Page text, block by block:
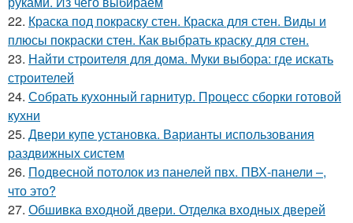
22. Краска под покраску стен. Краска для стен. Виды и
плюсы покраски стен. Как выбрать краску для стен.
23. Найти строителя для дома. Муки выбора: где искать
строителей
24. Собрать кухонный гарнитур. Процесс сборки готовой
кухни
25. Двери купе установка. Варианты использования
раздвижных систем
26. Подвесной потолок из панелей пвх. ПВХ-панели –,
что это?
27. Обшивка входной двери. Отделка входных дверей